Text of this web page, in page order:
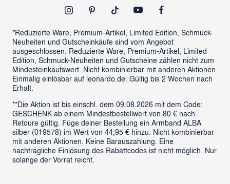
*Reduzierte Ware, Premium-Artikel, Limited Edition, Schmuck-
Neuheiten und Gutscheinkäufe sind vom Angebot
ausgeschlossen. Reduzierte Ware, Premium-Artikel, Limited
Edition, Schmuck-Neuheiten und Gutscheine zählen nicht zum
Mindesteinkaufswert. Nicht kombinierbar mit anderen Aktionen.
Einmalig einlösbar auf leonardo.de. Gültig bis 2 Wochen nach
Erhalt.
**Die Aktion ist bis einschl. dem 09.08.2026 mit dem Code:
GESCHENK ab einem Mindestbestellwert von 80 € nach
Retoure gültig. Füge deiner Bestellung ein Armband ALBA
silber (019578) im Wert von 44,95 € hinzu. Nicht kombinierbar
mit anderen Aktionen. Keine Barauszahlung. Eine
nachträgliche Einlösung des Rabattcodes ist nicht möglich. Nur
solange der Vorrat reicht.